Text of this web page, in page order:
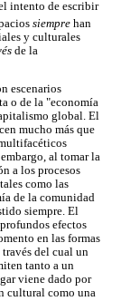
intento de escribir
siempre han
y culturales
de la
escenarios
o de la "economía
global. El
mucho más que
al tomar la
a los procesos
como las
de la comunidad
siempre. El
efectos
en las formas
través del cual un
tanto a un
viene dado por
cultural como una